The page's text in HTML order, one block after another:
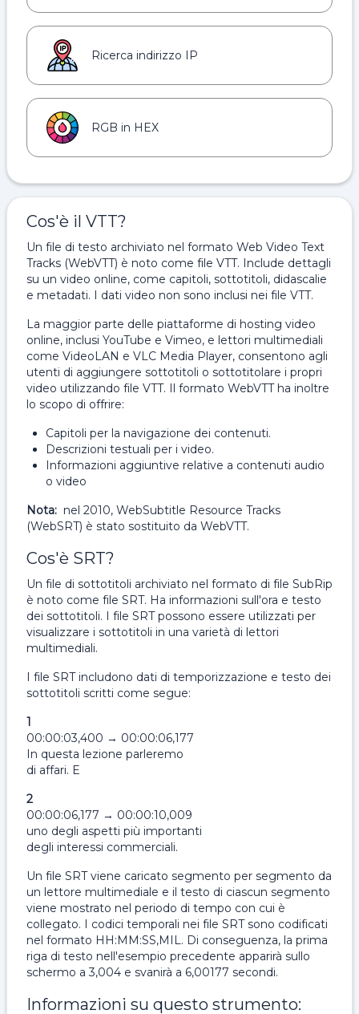
Ricerca indirizzo IP
RGB in HEX
Cos'è il VTT?
Un file di testo archiviato nel formato Web Video Text
Tracks (WebVTT) è noto come file VTT. Include dettagli
su un video online, come capitoli, sottotitoli, didascalie
e metadati. I dati video non sono inclusi nei file VTT.
La maggior parte delle piattaforme di hosting video
online, inclusi YouTube e Vimeo, e lettori multimediali
come VideoLAN e VLC Media Player, consentono agli
utenti di aggiungere sottotitoli o sottotitolare i propri
video utilizzando file VTT. Il formato WebVTT ha inoltre
lo scopo di offrire:
Capitoli per la navigazione dei contenuti.
Descrizioni testuali per i video.
Informazioni aggiuntive relative a contenuti audio
o video
Nota: nel 2010, WebSubtitle Resource Tracks
(WebSRT) è stato sostituito da WebVTT.
Cos'è SRT?
Un file di sottotitoli archiviato nel formato di file SubRip
è noto come file SRT. Ha informazioni sull'ora e testo
dei sottotitoli. I file SRT possono essere utilizzati per
visualizzare i sottotitoli in una varietà di lettori
multimediali.
I file SRT includono dati di temporizzazione e testo dei
sottotitoli scritti come segue:
1
00:00:03,400 → 00:00:06,177
In questa lezione parleremo
di affari. E
2
00:00:06,177 → 00:00:10,009
uno degli aspetti più importanti
degli interessi commerciali.
Un file SRT viene caricato segmento per segmento da
un lettore multimediale e il testo di ciascun segmento
viene mostrato nel periodo di tempo con cui è
collegato. I codici temporali nei file SRT sono codificati
nel formato HH:MM:SS,MIL. Di conseguenza, la prima
riga di testo nell'esempio precedente apparirà sullo
schermo a 3,004 e svanirà a 6,00177 secondi.
Informazioni su questo strumento: